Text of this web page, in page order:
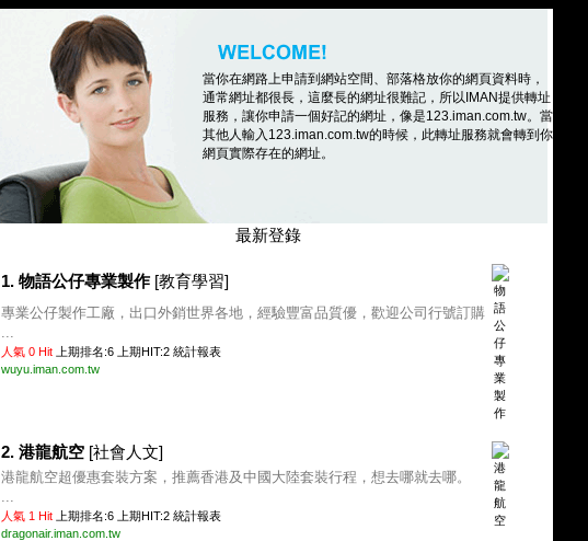
當你在網路上申請到網站空間、部落格放你的網頁資料時，
通常網址都很長，這麼長的網址很難記，所以IMAN提供轉址
服務，讓你申請一個好記的網址，像是123.iman.com.tw。當
其他人輸入123.iman.com.tw的時候，此轉址服務就會轉到你
網頁實際存在的網址。
最新登錄
1. 物語公仔專業製作 [教育學習]
專業公仔製作工廠，出口外銷世界各地，經驗豐富品質優，歡迎公司行號訂購
...
人氣 0 Hit 上期排名:6 上期HIT:2 統計報表
wuyu.iman.com.tw
2. 港龍航空 [社會人文]
港龍航空超優惠套裝方案，推薦香港及中國大陸套裝行程，想去哪就去哪。
...
人氣 1 Hit 上期排名:6 上期HIT:2 統計報表
dragonair.iman.com.tw